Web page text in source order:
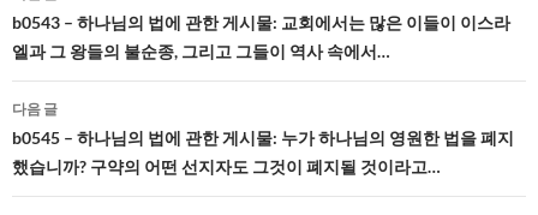
네
비
게
이
션
b0543 – 하나님의 법에 관한 게시물: 교회에서는 많은 이들이 이스라
엘과 그 왕들의 불순종, 그리고 그들이 역사 속에서…
다음 글
b0545 – 하나님의 법에 관한 게시물: 누가 하나님의 영원한 법을 폐지
했습니까? 구약의 어떤 선지자도 그것이 폐지될 것이라고…